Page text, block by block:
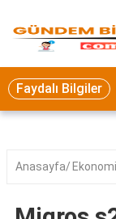
Eğitim
Ekonomi
Seyahat
Faydalı Bilgiler
Anasayfa Ekonomi